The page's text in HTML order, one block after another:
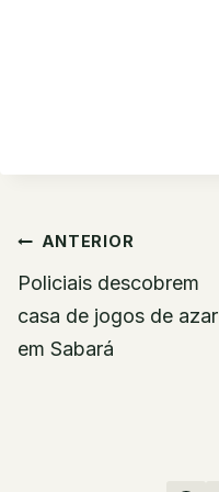
Navegação
de
Post
ANTERIOR
Policiais descobrem
casa de jogos de azar
em Sabará